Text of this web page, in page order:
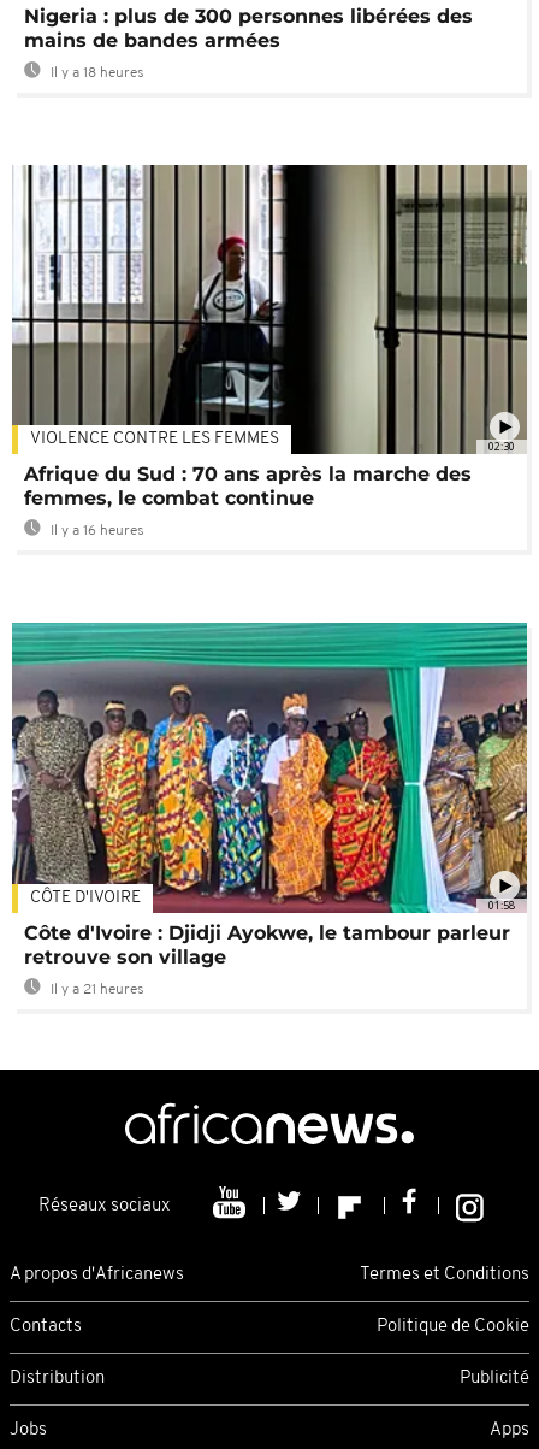
Nigeria : plus de 300 personnes libérées des
mains de bandes armées
Il y a 18 heures
02:30
VIOLENCE CONTRE LES FEMMES
Afrique du Sud : 70 ans après la marche des
femmes, le combat continue
Il y a 16 heures
01:58
CÔTE D'IVOIRE
Côte d'Ivoire : Djidji Ayokwe, le tambour parleur
retrouve son village
Il y a 21 heures
Réseaux sociaux
A propos d'Africanews Termes et Conditions
Contacts Politique de Cookie
Distribution Publicité
Jobs Apps